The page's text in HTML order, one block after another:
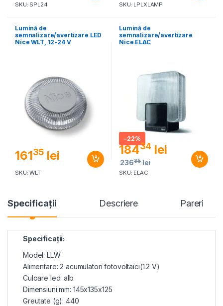
SKU: SPL24 SKU: LPLXLAMP
Lumină de
semnalizare/avertizare LED
Nice WLT, 12-24 V
16135 lei
SKU: WLT
Lumină de
semnalizare/avertizare
Nice ELAC
-22%
18434 lei
23635 lei
SKU: ELAC
Specificaţii Descriere Pareri
Specificaţii:
Model: LLW
Alimentare: 2 acumulatori fotovoltaici(1.2 V)
Culoare led: alb
Dimensiuni mm: 145x135x125
Greutate (g): 440